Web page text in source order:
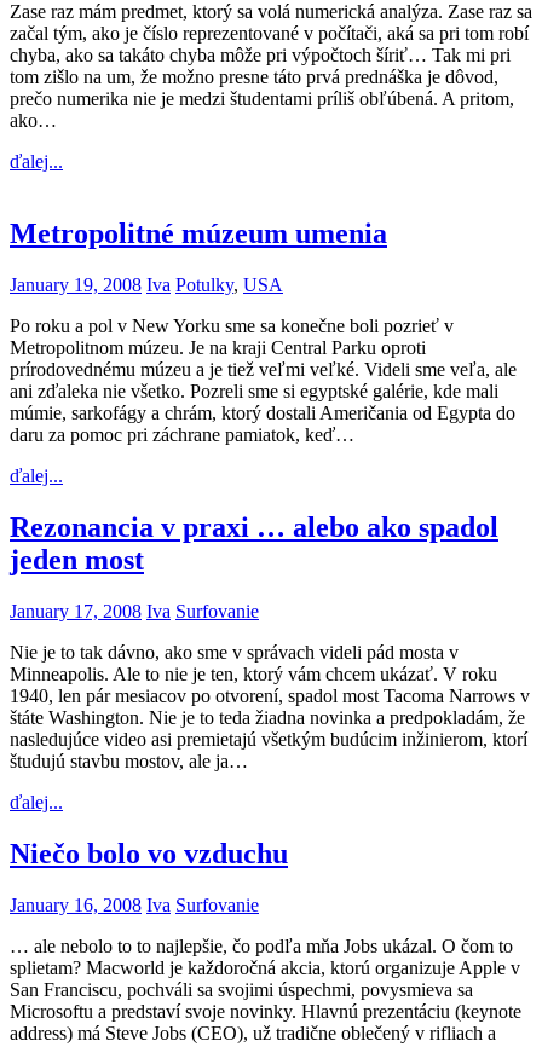
Zase raz mám predmet, ktorý sa volá numerická analýza. Zase raz sa
začal tým, ako je číslo reprezentované v počítači, aká sa pri tom robí
chyba, ako sa takáto chyba môže pri výpočtoch šíriť… Tak mi pri
tom zišlo na um, že možno presne táto prvá prednáška je dôvod,
prečo numerika nie je medzi študentami príliš obľúbená. A pritom,
ako…
ďalej...
Metropolitné múzeum umenia
January 19, 2008 Iva Potulky, USA
Po roku a pol v New Yorku sme sa konečne boli pozrieť v
Metropolitnom múzeu. Je na kraji Central Parku oproti
prírodovednému múzeu a je tiež veľmi veľké. Videli sme veľa, ale
ani zďaleka nie všetko. Pozreli sme si egyptské galérie, kde mali
múmie, sarkofágy a chrám, ktorý dostali Američania od Egypta do
daru za pomoc pri záchrane pamiatok, keď…
ďalej...
Rezonancia v praxi … alebo ako spadol
jeden most
January 17, 2008 Iva Surfovanie
Nie je to tak dávno, ako sme v správach videli pád mosta v
Minneapolis. Ale to nie je ten, ktorý vám chcem ukázať. V roku
1940, len pár mesiacov po otvorení, spadol most Tacoma Narrows v
štáte Washington. Nie je to teda žiadna novinka a predpokladám, že
nasledujúce video asi premietajú všetkým budúcim inžinierom, ktorí
študujú stavbu mostov, ale ja…
ďalej...
Niečo bolo vo vzduchu
January 16, 2008 Iva Surfovanie
… ale nebolo to to najlepšie, čo podľa mňa Jobs ukázal. O čom to
splietam? Macworld je každoročná akcia, ktorú organizuje Apple v
San Franciscu, pochváli sa svojimi úspechmi, povysmieva sa
Microsoftu a predstaví svoje novinky. Hlavnú prezentáciu (keynote
address) má Steve Jobs (CEO), už tradične oblečený v rifliach a